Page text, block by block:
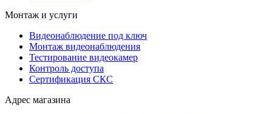
Монтаж и услуги
Видеонаблюдение под ключ
Монтаж видеонаблюдения
Тестирование видеокамер
Контроль доступа
Сертификация СКС
Адрес магазина